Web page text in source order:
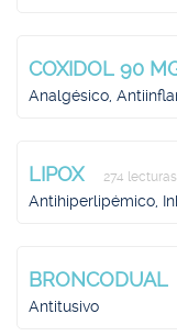
COXIDOL 90
Analgésico,
LIPOX 274 lecturas
Antihiperlipémico,
BRONCODUAL
Antitusivo